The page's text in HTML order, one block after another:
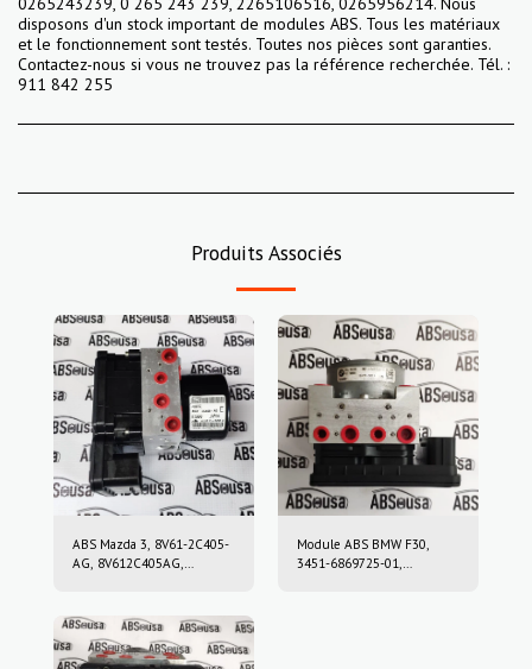
disposons d'un stock important de modules ABS. Tous les matériaux
et le fonctionnement sont testés. Toutes nos pièces sont garanties.
Contactez-nous si vous ne trouvez pas la référence recherchée. Tél. :
911 842 255
Produits Associés
ABS Mazda 3, 8V61-2C405-
AG, 8V612C405AG,
10096101153
Module ABS BMW F30,
3451-6869725-01,